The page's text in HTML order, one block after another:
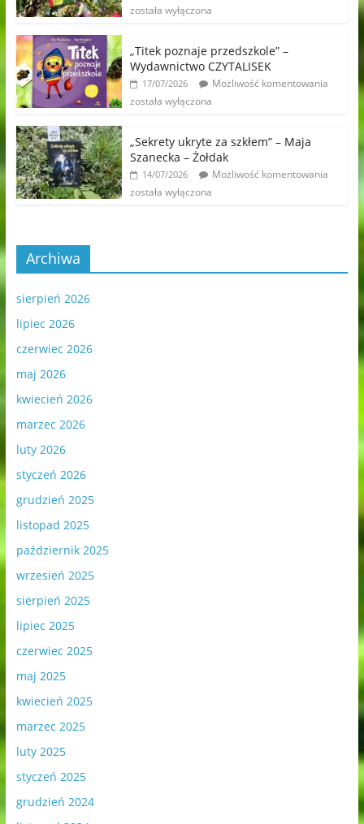
została wyłączona
„Titek poznaje przedszkole” –
Wydawnictwo CZYTALISEK
17/07/2026
Możliwość komentowania
została wyłączona
„Sekrety ukryte za szkłem” – Maja
Szanecka – Żołdak
14/07/2026
Możliwość komentowania
została wyłączona
Archiwa
sierpień 2026
lipiec 2026
czerwiec 2026
maj 2026
kwiecień 2026
marzec 2026
luty 2026
styczeń 2026
grudzień 2025
listopad 2025
październik 2025
wrzesień 2025
sierpień 2025
lipiec 2025
czerwiec 2025
maj 2025
kwiecień 2025
marzec 2025
luty 2025
styczeń 2025
grudzień 2024